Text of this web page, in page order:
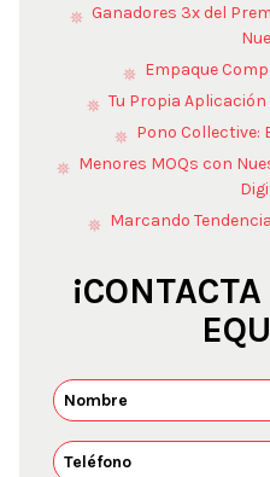
Ganadores 3x del
Empaque
Tu Propia
Pono Collective:
Menores MOQs con
Marcando